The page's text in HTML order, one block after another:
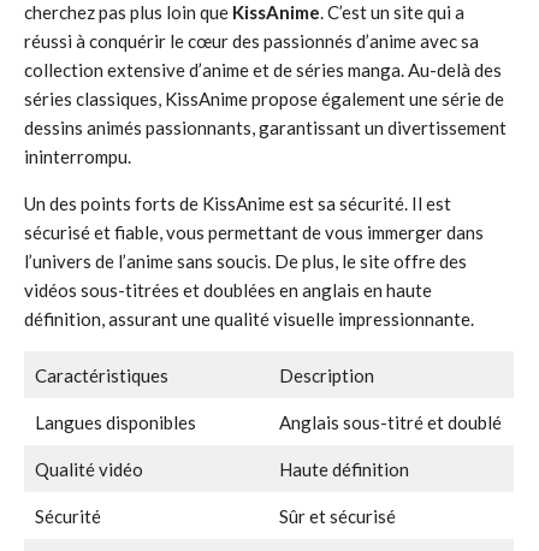
cherchez pas plus loin que KissAnime. C’est un site qui a
réussi à conquérir le cœur des passionnés d’anime avec sa
collection extensive d’anime et de séries manga. Au-delà des
séries classiques, KissAnime propose également une série de
dessins animés passionnants, garantissant un divertissement
ininterrompu.
Un des points forts de KissAnime est sa sécurité. Il est
sécurisé et fiable, vous permettant de vous immerger dans
l’univers de l’anime sans soucis. De plus, le site offre des
vidéos sous-titrées et doublées en anglais en haute
définition, assurant une qualité visuelle impressionnante.
Caractéristiques Description
Langues disponibles Anglais sous-titré et doublé
Qualité vidéo Haute définition
Sécurité Sûr et sécurisé